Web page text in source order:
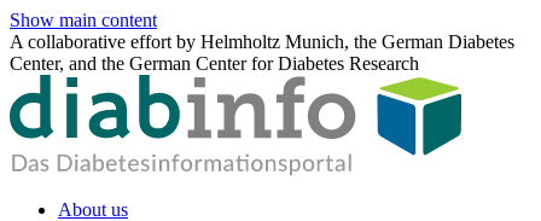
Show main content
A collaborative effort by Helmholtz Munich, the German Diabetes
Center, and the German Center for Diabetes Research
About us